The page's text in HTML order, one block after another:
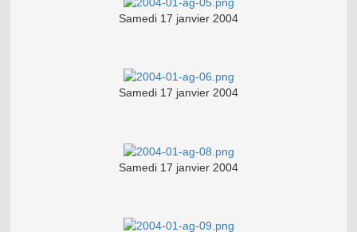
Samedi 17 janvier 2004
Samedi 17 janvier 2004
Samedi 17 janvier 2004